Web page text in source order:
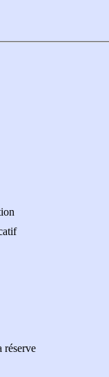
réserve